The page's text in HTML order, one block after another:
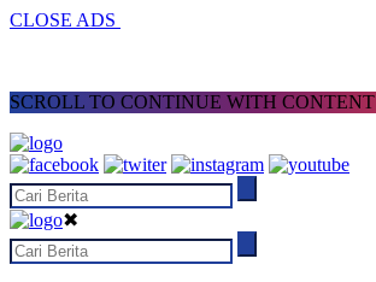
CLOSE ADS
SCROLL TO CONTINUE WITH CONTENT
✖